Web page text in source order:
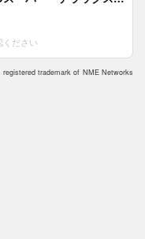
特典:B2ポスター付)
ください
trademark of NME Networks